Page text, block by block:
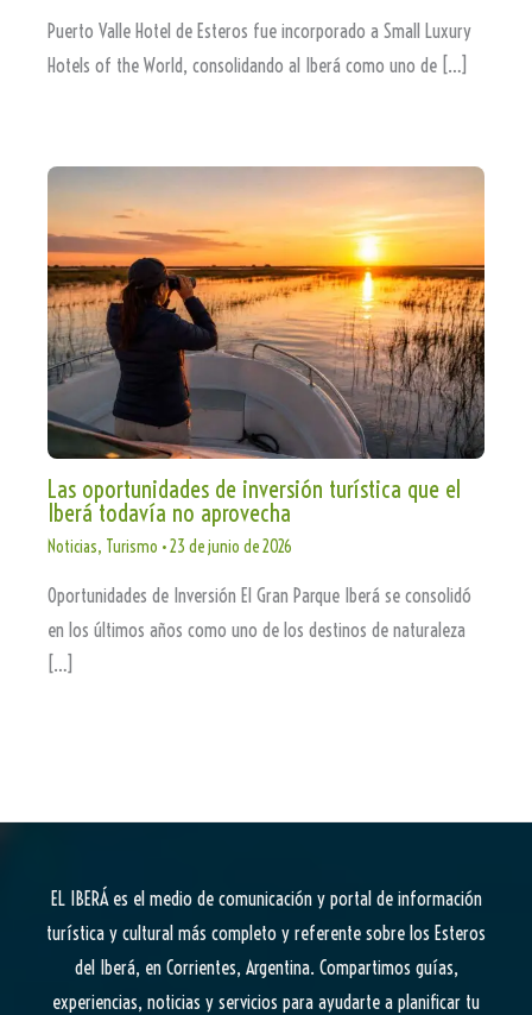
Puerto Valle Hotel de Esteros fue incorporado a Small Luxury
Hotels of the World, consolidando al Iberá como uno de […]
Las oportunidades de inversión turística que el
Iberá todavía no aprovecha
Noticias, Turismo •23 de junio de 2026
Oportunidades de Inversión El Gran Parque Iberá se consolidó
en los últimos años como uno de los destinos de naturaleza
[…]
EL IBERÁes el medio de comunicación y portal de información
turística y cultural más completo y referente sobre los Esteros
del Iberá, en Corrientes, Argentina. Compartimos guías,
experiencias, noticias y servicios para ayudarte a planificar tu